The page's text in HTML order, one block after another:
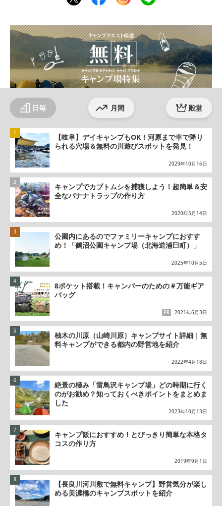
ter
ebo
agr
日毎 月間 殿堂
【岐阜】デイキャンプもOK！河原まで車で降り
られる穴場＆無料の川遊びスポットを発見！
2020年10月16日
キャンプでカブトムシを捕獲しよう！超簡単＆安
全なバナナトラップの作り方
2020年5月14日
公園内にあるのでファミリーキャンプにおすす
め！「鶴沼公園キャンプ場（北海道浦臼町）」
2025年10月5日
8ポケット搭載！キャンパーのための＃万能ギア
バッグ
2021年6月3日
PR
柚木の川原（山崎川原）キャンプサイト詳細｜無
料キャンプができる都内の野営地を紹介
2022年4月18日
絶景の極み「雷鳥沢キャンプ場」どの時期に行く
のがお勧め？知っておくべきポイントをまとめま
した
2023年10月13日
キャンプ飯におすすめ！とびっきり簡単な本格タ
コスの作り方
2019年9月1日
【長良川河川敷で無料キャンプ】野営気分が楽し
める美濃橋のキャンプスポットを紹介